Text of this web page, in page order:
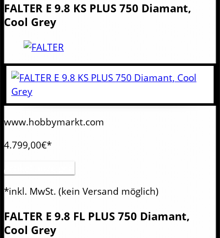
FALTER E 9.8 KS PLUS 750 Diamant,
Cool Grey
www.hobbymarkt.com
4.799,00€*
Artikel anzeigen
*inkl. MwSt. (kein Versand möglich)
FALTER E 9.8 FL PLUS 750 Diamant,
Cool Grey